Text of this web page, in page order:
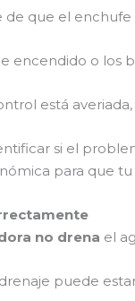
de que el
encendido o los
está
si el
para que
no drena el
puede